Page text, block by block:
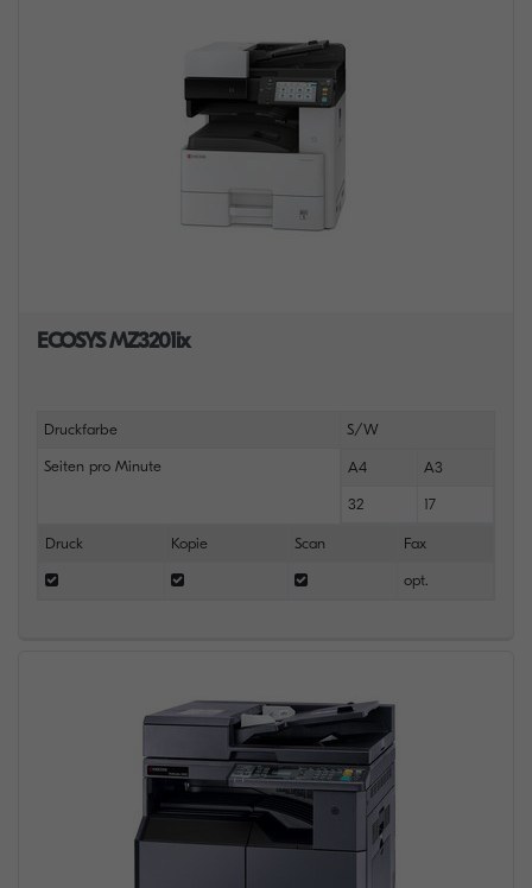
ECOSYS MZ3201ix
Druckfarbe S/W
Seiten pro Minute A4 A3
32 17
Druck Kopie Scan Fax
opt.